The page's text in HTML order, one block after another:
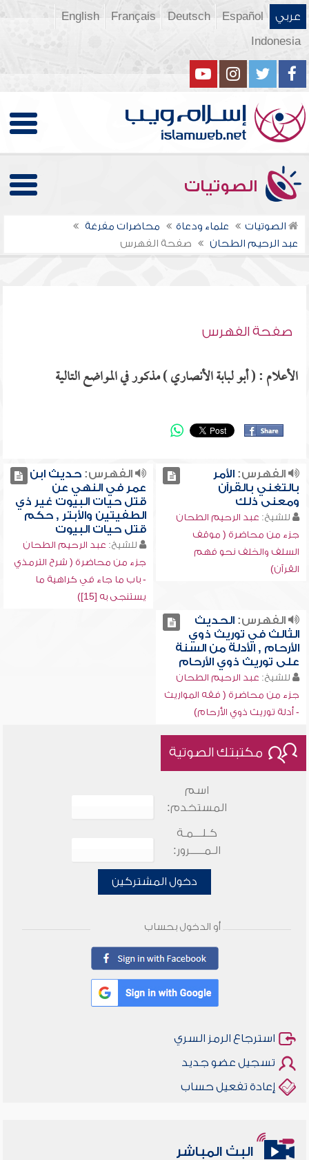
عربي Español
Deutsch
Français
English
Indonesia
الصوتيات
الصوتيات علماء ودعاة
محاضرات مفرغة
عبد الرحيم الطحان
صفحة الفهرس
صفحة الفهرس
الأعلام : ( أبو لبابة الأنصاري ) مذكور في المواضع التالية
الفهرس:الأمر
بالتغني بالقرآن
ومعنى ذلك
للشيخ: عبد الرحيم الطحان
جزء من محاضرة ( موقف
السلف والخلف نحو فهم
القرآن)
الفهرس:حديث ابن
عمر في النهي عن
قتل حيات البيوت غير ذي
الطفيتين والأبتر , حكم
قتل حيات البيوت
للشيخ: عبد الرحيم الطحان
جزء من محاضرة ( شرح الترمذي
- باب ما جاء في كراهية ما
يستنجى به [15])
الفهرس:الحديث
الثالث في توريث ذوي
الأرحام , الأدلة من السنة
على توريث ذوي الأرحام
للشيخ: عبد الرحيم الطحان
جزء من محاضرة ( فقه المواريث
- أدلة توريث ذوي الأرحام)
مكتبتك الصوتية
اسم
المستخدم:
كـلـــمـة
الـمـــــرور:
دخول المشتركين
أو الدخول بحساب
استرجاع الرمز السري
تسجيل عضو جديد
إعادة تفعيل حساب
البث المباشر